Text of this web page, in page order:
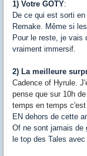
1) Votre GOTY:
De ce qui est sorti
Remake. Même si
Pour le reste, je vais
vraiment immersif.
2) La meilleure
Cadence of Hyrule.
pense que sur 10h
temps en temps
EN dehors de cette
Of ne sont jamais de
le top des Tales avec